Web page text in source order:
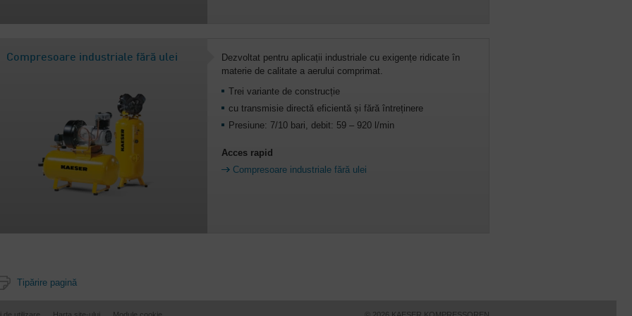
Compresoare industriale fără ulei
Dezvoltat pentru aplicații industriale cu exigențe ridicate în
materie de calitate a aerului comprimat.
Trei variante de construcție
cu transmisie directă eficientă și fără întreținere
Presiune: 7/10 bari, debit: 59 – 920 l/min
Acces rapid
Compresoare industriale fără ulei
Tipărire pagină